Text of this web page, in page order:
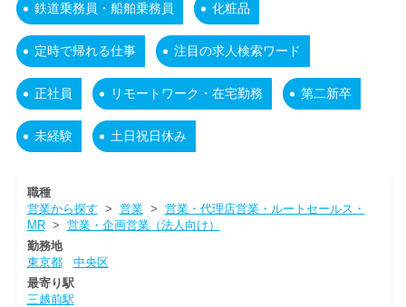
鉄道乗務員・船舶乗務員 化粧品
定時で帰れる仕事 注目の求人検索ワード
正社員 リモートワーク・在宅勤務 第二新卒
未経験 土日祝日休み
職種
営業から探す > 営業> 営業・代理店営業・ルートセールス・
MR> 営業・企画営業（法人向け）
勤務地
東京都
中央区
最寄り駅
三越前駅